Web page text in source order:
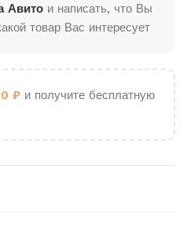
Авитои написать, что Вы
товар Вас интересует
₽и получите бесплатную